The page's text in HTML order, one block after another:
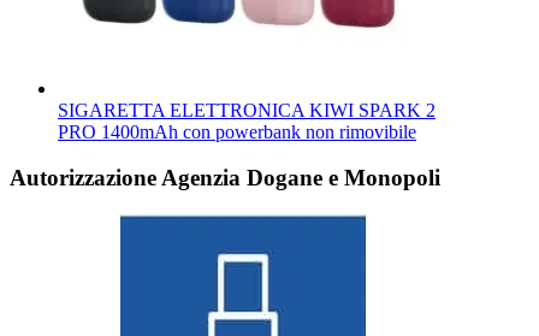
SIGARETTA ELETTRONICA KIWI SPARK 2
PRO 1400mAh con powerbank non rimovibile
Autorizzazione Agenzia Dogane e Monopoli